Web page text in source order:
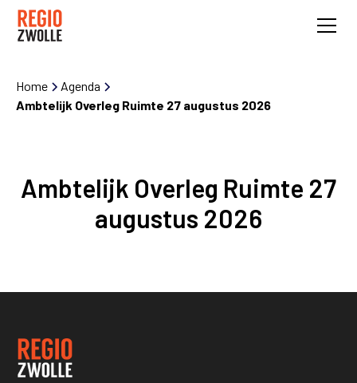
Home
Agenda
Ambtelijk Overleg Ruimte 27 augustus 2026
Ambtelijk Overleg Ruimte 27
augustus 2026